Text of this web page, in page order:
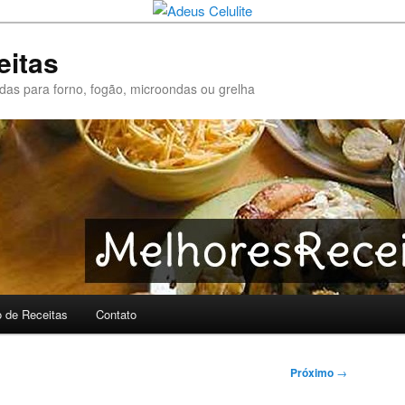
para forno, fogão, microondas ou grelha
de Receitas Contato
Próximo →